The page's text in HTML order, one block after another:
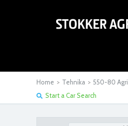
Home > Tehnika > 550-80 Agri
Start a Car Search